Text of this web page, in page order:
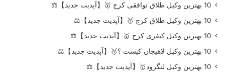
10 بهترین وکیل طلاق توافقی کرج 🥇【آپدیت جدید】⚖️
10 بهترین وکیل طلاق کرج 🥇【آپدیت جدید】⚖️
10 بهترین وکیل کیفری کرج 🥇【آپدیت جدید】⚖️
10 بهترین وکیل لاهیجان کیست ؟🥇【آپدیت جدید】⚖️
10 بهترین وکیل لنگرود🥇【آپدیت جدید】⚖️